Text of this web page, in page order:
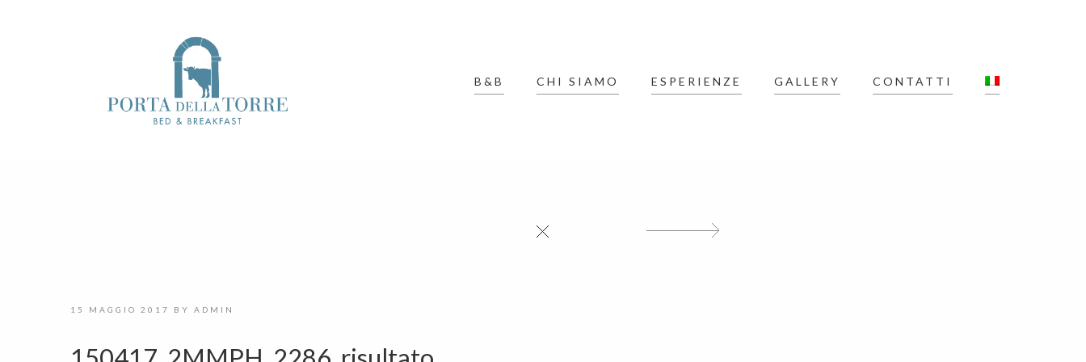
B&B CHI SIAMO ESPERIENZE GALLERY CONTATTI
15 MAGGIO 2017 BY ADMIN